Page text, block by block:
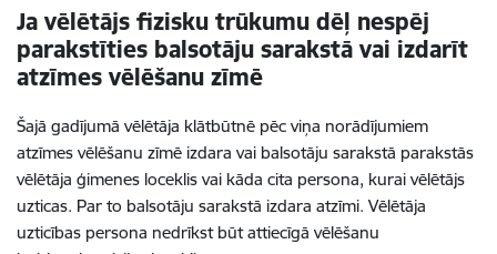
Ja vēlētājs fizisku trūkumu dēļ nespēj
parakstīties balsotāju sarakstā vai izdarīt
atzīmes vēlēšanu zīmē
Šajā gadījumā vēlētāja klātbūtnē pēc viņa norādījumiem
atzīmes vēlēšanu zīmē izdara vai balsotāju sarakstā parakstās
vēlētāja ģimenes loceklis vai kāda cita persona, kurai vēlētājs
uzticas. Par to balsotāju sarakstā izdara atzīmi. Vēlētāja
uzticības persona nedrīkst būt attiecīgā vēlēšanu